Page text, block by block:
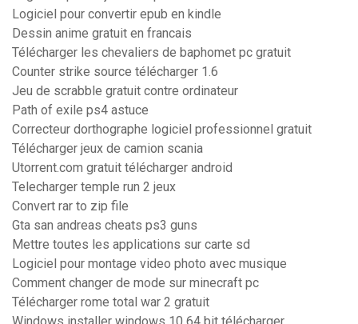
Logiciel pour convertir epub en kindle
Dessin anime gratuit en francais
Télécharger les chevaliers de baphomet pc gratuit
Counter strike source télécharger 1.6
Jeu de scrabble gratuit contre ordinateur
Path of exile ps4 astuce
Correcteur dorthographe logiciel professionnel gratuit
Télécharger jeux de camion scania
Utorrent.com gratuit télécharger android
Telecharger temple run 2 jeux
Convert rar to zip file
Gta san andreas cheats ps3 guns
Mettre toutes les applications sur carte sd
Logiciel pour montage video photo avec musique
Comment changer de mode sur minecraft pc
Télécharger rome total war 2 gratuit